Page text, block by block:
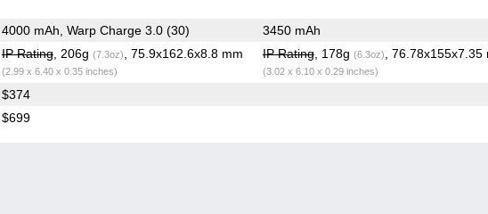
4000 mAh, Warp Charge 3.0 (30) 3450 mAh
IP Rating, 206g (7.3oz) , 75.9x162.6x8.8 mm
(2.99 x 6.40 x 0.35 inches)
IP Rating, 178g (6.3oz) , 76.78x155x7.35
(3.02 x 6.10 x 0.29 inches)
$374
$699